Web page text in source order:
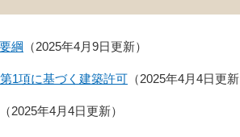
綱 2025年4月9日更新
1項に基づく建築許可 2025年4月4日更新
2025年4月4日更新